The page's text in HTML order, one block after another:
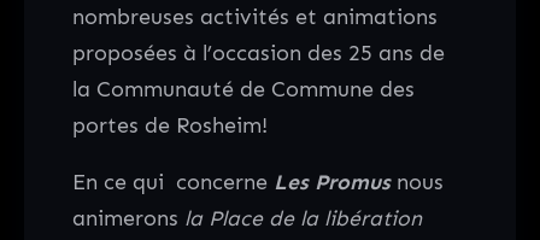
nombreuses activités et animations
proposées à l’occasion des 25 ans de
la Communauté de Commune des
portes de Rosheim!
En ce qui concerne Les Promusnous
animerons la Place de la libération